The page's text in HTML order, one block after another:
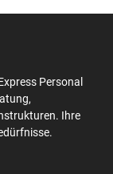
Personal
Ihre